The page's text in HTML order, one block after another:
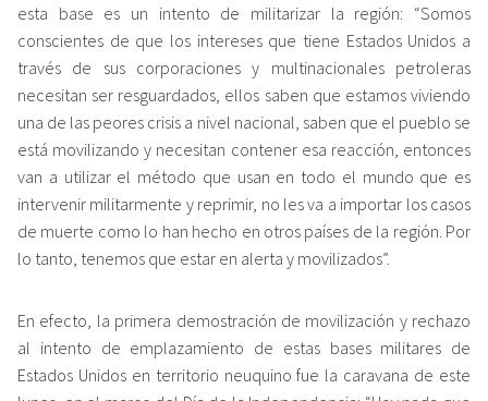
esta base es un intento de militarizar la región: “Somos
conscientes de que los intereses que tiene Estados Unidos a
través de sus corporaciones y multinacionales petroleras
necesitan ser resguardados, ellos saben que estamos viviendo
una de las peores crisis a nivel nacional, saben que el pueblo se
está movilizando y necesitan contener esa reacción, entonces
van a utilizar el método que usan en todo el mundo que es
intervenir militarmente y reprimir, no les va a importar los casos
de muerte como lo han hecho en otros países de la región. Por
lo tanto, tenemos que estar en alerta y movilizados”.
En efecto, la primera demostración de movilización y rechazo
al intento de emplazamiento de estas bases militares de
Estados Unidos en territorio neuquino fue la caravana de este